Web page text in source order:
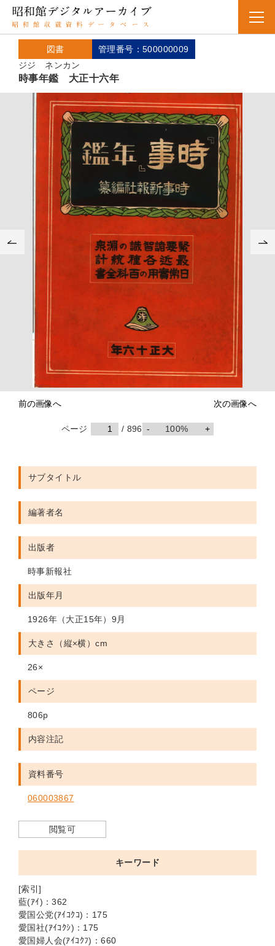
図書
ジジ ネンカン
管理番号：500000009
時事年鑑 大正十六年
前の画像へ 次の画像へ
ページ / 896 - 100% +
サブタイトル
編著者名
出版者
時事新報社
出版年月
1926年（大正15年）9月
大きさ（縦×横）cm
26×
ページ
806p
内容注記
資料番号
060003867
閲覧可
キーワード
[索引]
藍(ｱｲ)：362
愛国公党(ｱｲｺｸｺ)：175
愛国社(ｱｲｺｸｼ)：175
愛国婦人会(ｱｲｺｸﾌ)：660